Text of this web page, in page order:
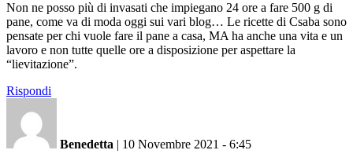
Non ne posso più di invasati che impiegano 24 ore a fare 500 g di
pane, come va di moda oggi sui vari blog… Le ricette di Csaba sono
pensate per chi vuole fare il pane a casa, MA ha anche una vita e un
lavoro e non tutte quelle ore a disposizione per aspettare la
“lievitazione”.
Rispondi
Benedetta | 10 Novembre 2021 - 6:45